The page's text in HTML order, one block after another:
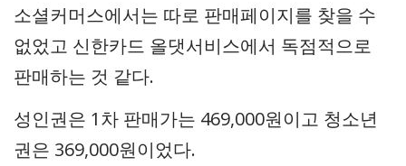
소셜커머스에서는 따로 판매페이지를 찾을 수
없었고 신한카드 올댓서비스에서 독점적으로
판매하는 것 같다.
성인권은 1차 판매가는 469,000원이고 청소년
권은 369,000원이었다.